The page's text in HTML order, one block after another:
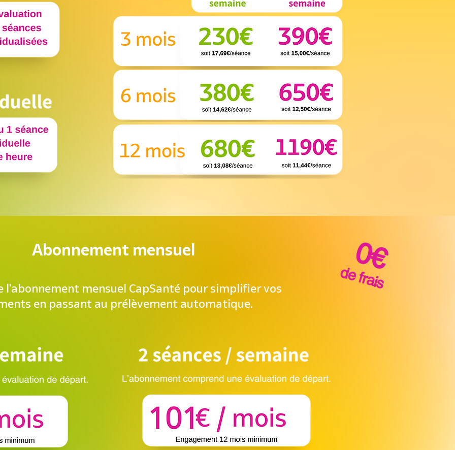
Abonnement mensuel
l'abonnement mensuel CapSanté poursimplifier vos
en passant au prélèvement automatique.
0€
de frais